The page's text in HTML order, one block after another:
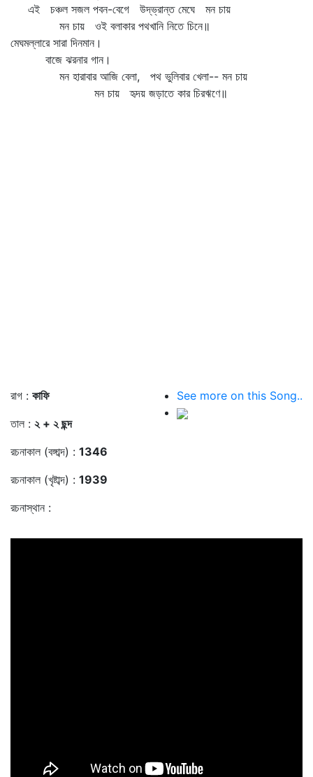
এই চঞ্চল সজল পবন-বেগে উদ্‌ভ্রান্ত মেঘে মন চায়
মন চায় ওই বলাকার পথখানি নিতে চিনে॥
মেঘমল্লারে সারা দিনমান।
বাজে ঝরনার গান।
মন হারাবার আজি বেলা, পথ ভুলিবার খেলা-- মন চায়
মন চায় হৃদয় জড়াতে কার চিরঋণে॥
রাগ : কাফি
তাল : ২ + ২ ছন্দ
রচনাকাল (বঙ্গাব্দ) : 1346
রচনাকাল (খৃষ্টাব্দ) : 1939
রচনাস্থান :
See more on this Song..